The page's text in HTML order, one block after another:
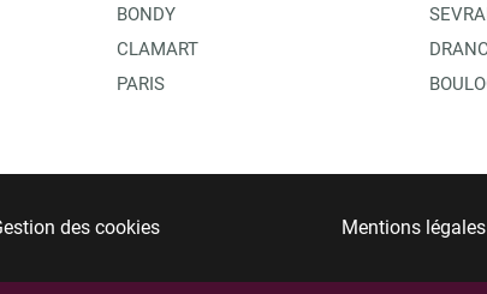
BONDY
CLAMART
PARIS
des cookies Mentions légales